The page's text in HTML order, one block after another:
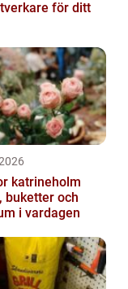
för ditt
katrineholm
buketter och
i vardagen